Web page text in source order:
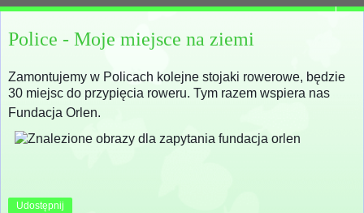
Police - Moje miejsce na ziemi
Zamontujemy w Policach kolejne stojaki rowerowe, będzie
30 miejsc do przypięcia roweru. Tym razem wspiera nas
Fundacja Orlen.
Udostępnij